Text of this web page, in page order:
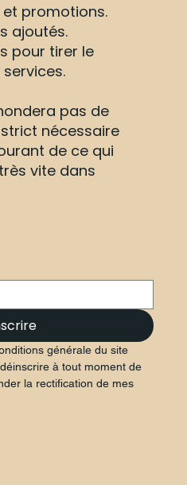
promotions.
ajoutés.
pour tirer le
pas de
nécessaire
de ce qui
vite dans
générale du site
à tout moment de
la rectification de mes